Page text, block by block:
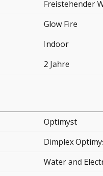
Freistehender
Glow Fire
Indoor
2 Jahre
Optimyst
Dimplex
Water and